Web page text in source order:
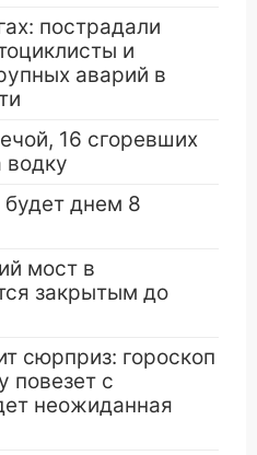
пострадали
и
аварий в
16 сгоревших
водку
днем 8
мост в
закрытым до
сюрприз: гороскоп
повезет с
неожиданная